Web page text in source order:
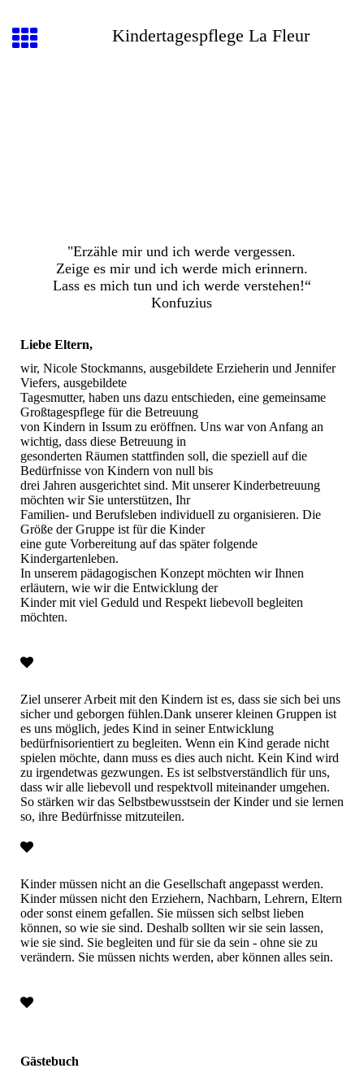
Kindertagespflege La Fleur
"Erzähle mir und ich werde vergessen.
Zeige es mir und ich werde mich erinnern.
Lass es mich tun und ich werde verstehen!“
Konfuzius
Liebe Eltern,
wir, Nicole Stockmanns, ausgebildete Erzieherin und Jennifer
Viefers, ausgebildete
Tagesmutter, haben uns dazu entschieden, eine gemeinsame
Großtagespflege für die Betreuung
von Kindern in Issum zu eröffnen. Uns war von Anfang an
wichtig, dass diese Betreuung in
gesonderten Räumen stattfinden soll, die speziell auf die
Bedürfnisse von Kindern von null bis
drei Jahren ausgerichtet sind. Mit unserer Kinderbetreuung
möchten wir Sie unterstützen, Ihr
Familien- und Berufsleben individuell zu organisieren. Die
Größe der Gruppe ist für die Kinder
eine gute Vorbereitung auf das später folgende
Kindergartenleben.
In unserem pädagogischen Konzept möchten wir Ihnen
erläutern, wie wir die Entwicklung der
Kinder mit viel Geduld und Respekt liebevoll begleiten
möchten.
Ziel unserer Arbeit mit den Kindern ist es, dass sie sich bei uns
sicher und geborgen fühlen.Dank unserer kleinen Gruppen ist
es uns möglich, jedes Kind in seiner Entwicklung
bedürfnisorientiert zu begleiten. Wenn ein Kind gerade nicht
spielen möchte, dann muss es dies auch nicht. Kein Kind wird
zu irgendetwas gezwungen. Es ist selbstverständlich für uns,
dass wir alle liebevoll und respektvoll miteinander umgehen.
So stärken wir das Selbstbewusstsein der Kinder und sie lernen
so, ihre Bedürfnisse mitzuteilen.
Kinder müssen nicht an die Gesellschaft angepasst werden.
Kinder müssen nicht den Erziehern, Nachbarn, Lehrern, Eltern
oder sonst einem gefallen. Sie müssen sich selbst lieben
können, so wie sie sind. Deshalb sollten wir sie sein lassen,
wie sie sind. Sie begleiten und für sie da sein - ohne sie zu
verändern. Sie müssen nichts werden, aber können alles sein.
Gästebuch